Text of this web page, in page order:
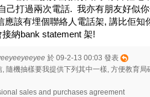
己打過兩次電話. 我亦有朋友好似
該有埋個聯絡人電話架, 講比佢知
納bank statement 架!
於 09-2-13 00:03 發表
, 隨機抽樣要我提供下列其中一樣, 方便教育局
sales and purchases agreement